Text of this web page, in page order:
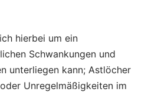
hierbei um ein
Schwankungen und
unterliegen kann; Astlöcher
Unregelmäßigkeiten im